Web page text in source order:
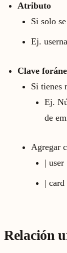
Atributo
Si solo
Ej.
Clave
Si tienes
Ej.
de
Agregar
| user
| card
Relación